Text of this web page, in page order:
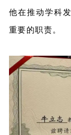
他在推动学科
重要的职责。